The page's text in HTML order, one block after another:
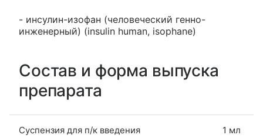
- инсулин-изофан (человеческий генно-
инженерный) (insulin human, isophane)
Состав и форма выпуска
препарата
Суспензия для п/к введения 1 мл